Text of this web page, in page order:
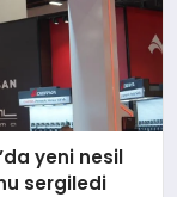
yeni nesil
sergiledi